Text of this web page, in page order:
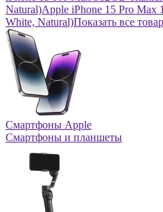
Natural)Apple iPhone 15 Pro Max
White, Natural)Показать все
Смартфоны Apple
Смартфоны и планшеты